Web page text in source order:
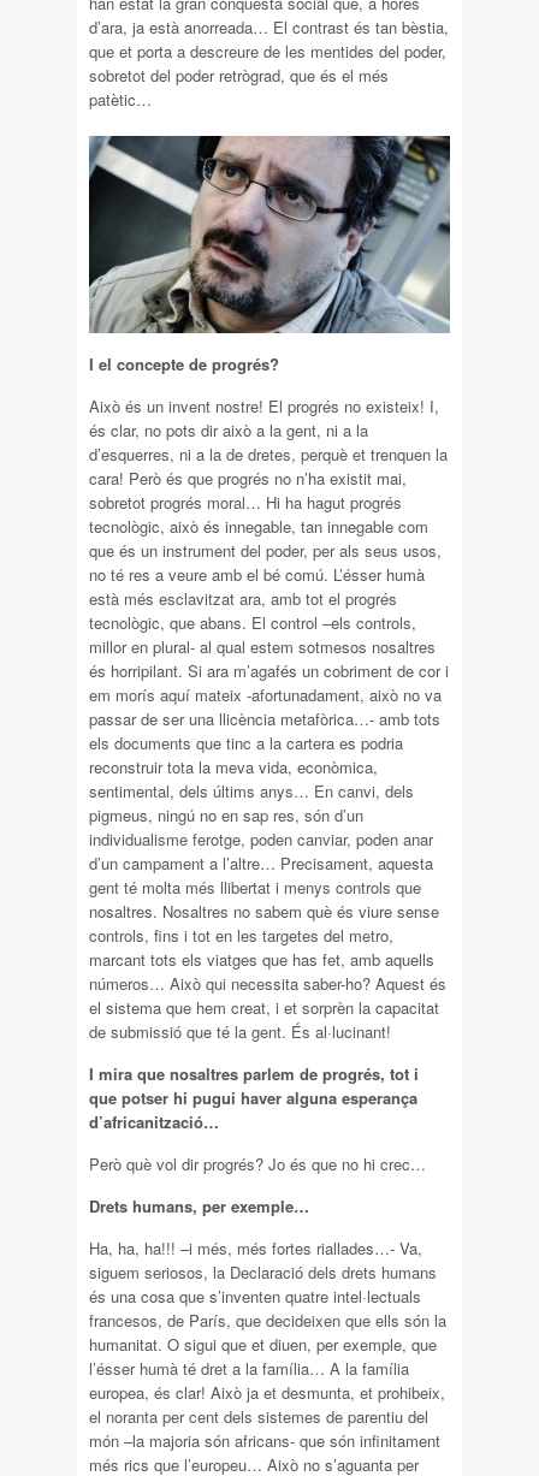
d’ara, ja està anorreada… El contrast és tan bèstia,
que et porta a descreure de les mentides del poder,
sobretot del poder retrògrad, que és el més
patètic…
I el concepte de progrés?
Això és un invent nostre! El progrés no existeix! I,
és clar, no pots dir això a la gent, ni a la
d’esquerres, ni a la de dretes, perquè et trenquen la
cara! Però és que progrés no n’ha existit mai,
sobretot progrés moral… Hi ha hagut progrés
tecnològic, això és innegable, tan innegable com
que és un instrument del poder, per als seus usos,
no té res a veure amb el bé comú. L’ésser humà
està més esclavitzat ara, amb tot el progrés
tecnològic, que abans. El control –els controls,
millor en plural- al qual estem sotmesos nosaltres
és horripilant. Si ara m’agafés un cobriment de cor i
em morís aquí mateix -afortunadament, això no va
passar de ser una llicència metafòrica…- amb tots
els documents que tinc a la cartera es podria
reconstruir tota la meva vida, econòmica,
sentimental, dels últims anys… En canvi, dels
pigmeus, ningú no en sap res, són d’un
individualisme ferotge, poden canviar, poden anar
d’un campament a l’altre… Precisament, aquesta
gent té molta més llibertat i menys controls que
nosaltres. Nosaltres no sabem què és viure sense
controls, fins i tot en les targetes del metro,
marcant tots els viatges que has fet, amb aquells
números… Això qui necessita saber-ho? Aquest és
el sistema que hem creat, i et sorprèn la capacitat
de submissió que té la gent. És al·lucinant!
I mira que nosaltres parlem de progrés, tot i
que potser hi pugui haver alguna esperança
d’africanització…
Però què vol dir progrés? Jo és que no hi crec…
Drets humans, per exemple…
Ha, ha, ha!!! –i més, més fortes riallades…- Va,
siguem seriosos, la Declaració dels drets humans
és una cosa que s’inventen quatre intel·lectuals
francesos, de París, que decideixen que ells són la
humanitat. O sigui que et diuen, per exemple, que
l’ésser humà té dret a la família… A la família
europea, és clar! Això ja et desmunta, et prohibeix,
el noranta per cent dels sistemes de parentiu del
món –la majoria són africans- que són infinitament
més rics que l’europeu… Això no s’aguanta per